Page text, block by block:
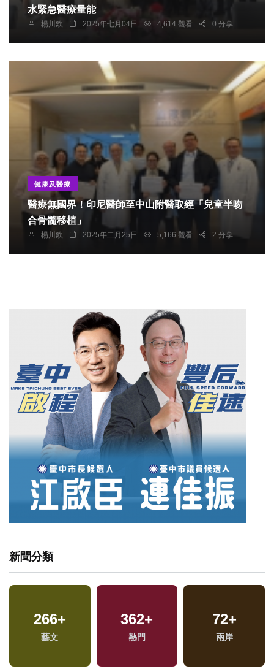
水緊急醫療量能
楊川欽 2025年七月04日 4,614 觀看 0 分享
健康及醫療
醫療無國界！印尼醫師至中山附醫取經「兒童半吻
合骨髓移植」
楊川欽 2025年二月25日 5,166 觀看 2 分享
新聞分類
266+
藝文
362+
熱門
72+
兩岸